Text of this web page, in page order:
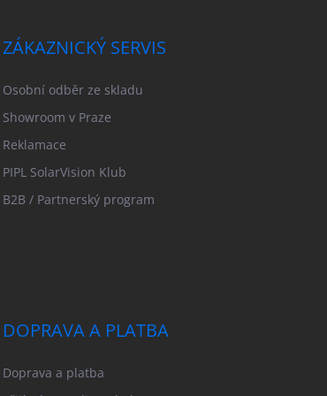
ZÁKAZNICKÝ SERVIS
Osobní odběr ze skladu
Showroom v Praze
Reklamace
PIPL SolarVision Klub
B2B / Partnerský program
DOPRAVA A PLATBA
Doprava a platba